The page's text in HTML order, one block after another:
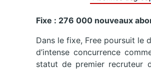
Fixe : 276 000 nouveaux
Dans le fixe, Free poursuit le
d’intense concurrence
statut de premier recruteur